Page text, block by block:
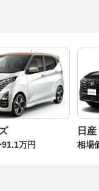
万円
日
相場